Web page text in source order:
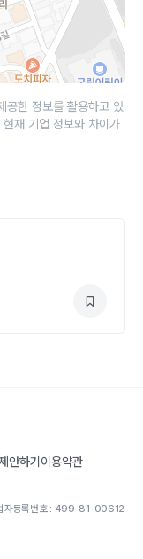
공한 정보를 활용하고 있
재 기업 정보와 차이가
안하기 이용약관
업자등록번호 : 499-81-00612